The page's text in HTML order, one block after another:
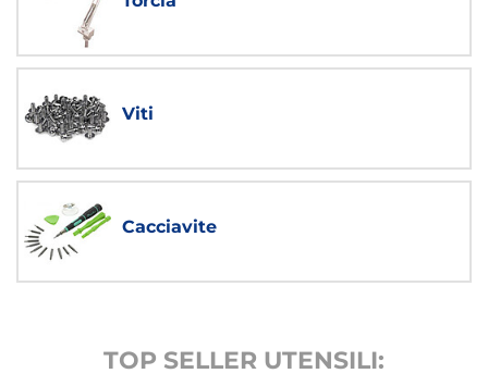
Viti
Cacciavite
TOP SELLER UTENSILI: